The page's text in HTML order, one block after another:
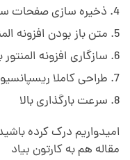
ذخیره سازی صفحات
متن باز بودن افزونه
سازگاری افزونه
طراحی کاملا
سرعت بارگذاری بالا
امیدواریم درک کرده
مقاله هم به کارتون بیاد